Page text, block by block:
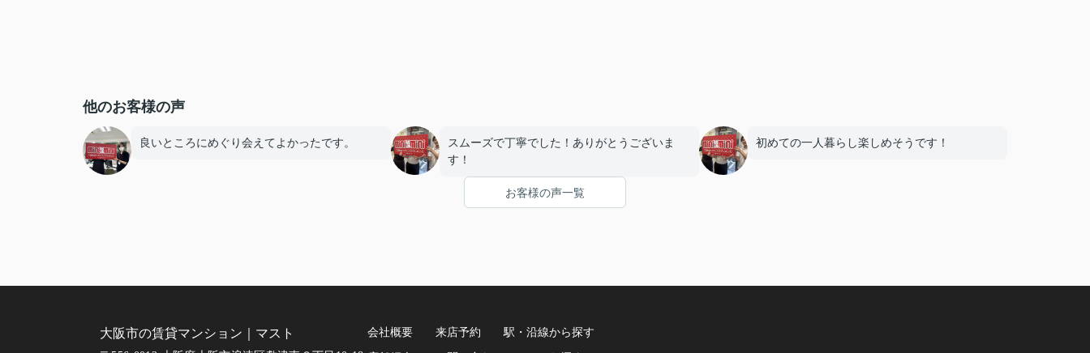
他のお客様の声
良いところにめぐり会えてよかったです。
スムーズで丁寧でした！ありがとうございま
す！
初めての一人暮らし楽しめそうです！
お客様の声一覧
大阪市の賃貸マンション｜マスト 会社概要 来店予約 駅・沿線から探す